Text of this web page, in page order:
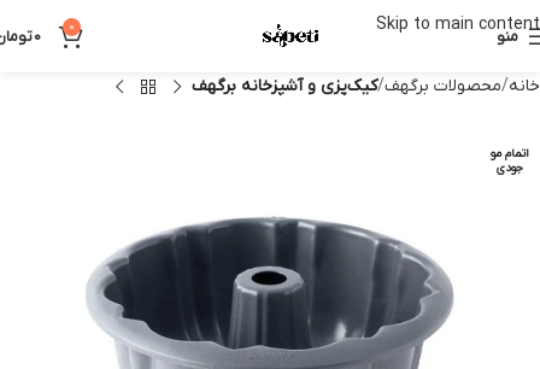
Skip to main content
منو 0
0
خانه محصولات برگهف کیک‌پزی و آشپزخانه برگهف
اتمام مو
جودی